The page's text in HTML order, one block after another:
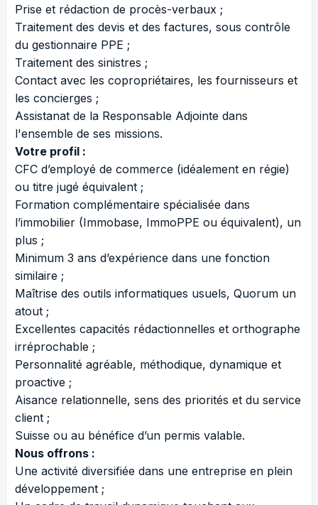
Prise et rédaction de procès-verbaux ;
Traitement des devis et des factures, sous contrôle
du gestionnaire PPE ;
Traitement des sinistres ;
Contact avec les copropriétaires, les fournisseurs et
les concierges ;
Assistanat de la Responsable Adjointe dans
l'ensemble de ses missions.
Votre profil :
CFC d’employé de commerce (idéalement en régie)
ou titre jugé équivalent ;
Formation complémentaire spécialisée dans
l’immobilier (Immobase, ImmoPPE ou équivalent), un
plus ;
Minimum 3 ans d’expérience dans une fonction
similaire ;
Maîtrise des outils informatiques usuels, Quorum un
atout ;
Excellentes capacités rédactionnelles et orthographe
irréprochable ;
Personnalité agréable, méthodique, dynamique et
proactive ;
Aisance relationnelle, sens des priorités et du service
client ;
Suisse ou au bénéfice d’un permis valable.
Nous offrons :
Une activité diversifiée dans une entreprise en plein
développement ;